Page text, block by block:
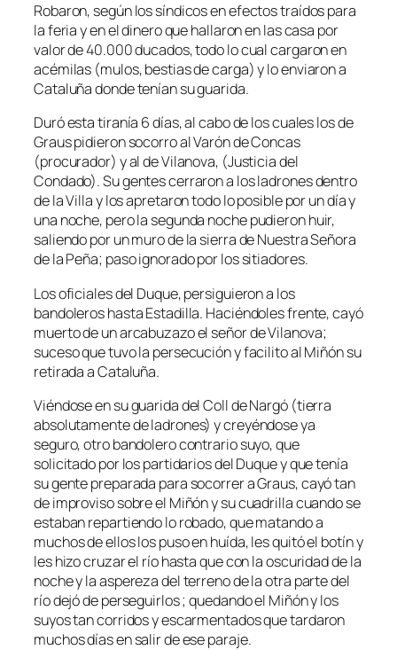
Robaron, según los síndicos en efectos traídos para
la feria y en el dinero que hallaron en las casa por
valor de 40.000 ducados, todo lo cual cargaron en
acémilas (mulos, bestias de carga) y lo enviaron a
Cataluña donde tenían su guarida.
Duró esta tiranía 6 días, al cabo de los cuales los de
Graus pidieron socorro al Varón de Concas
(procurador) y al de Vilanova, (Justicia del
Condado). Su gentes cerraron a los ladrones dentro
de la Villa y los apretaron todo lo posible por un día y
una noche, pero la segunda noche pudieron huir,
saliendo por un muro de la sierra de Nuestra Señora
de la Peña; paso ignorado por los sitiadores.
Los oficiales del Duque, persiguieron a los
bandoleros hasta Estadilla. Haciéndoles frente, cayó
muerto de un arcabuzazo el señor de Vilanova;
suceso que tuvo la persecución y facilito al Miñón su
retirada a Cataluña.
Viéndose en su guarida del Coll de Nargó (tierra
absolutamente de ladrones) y creyéndose ya
seguro, otro bandolero contrario suyo, que
solicitado por los partidarios del Duque y que tenía
su gente preparada para socorrer a Graus, cayó tan
de improviso sobre el Miñón y su cuadrilla cuando se
estaban repartiendo lo robado, que matando a
muchos de ellos los puso en huída, les quitó el botín y
les hizo cruzar el río hasta que con la oscuridad de la
noche y la aspereza del terreno de la otra parte del
río dejó de perseguirlos ; quedando el Miñón y los
suyos tan corridos y escarmentados que tardaron
muchos días en salir de ese paraje.